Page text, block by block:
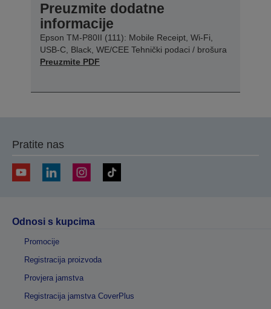
Preuzmite dodatne
informacije
Epson TM-P80II (111): Mobile Receipt, Wi-Fi,
USB-C, Black, WE/CEE Tehnički podaci / brošura
Preuzmite PDF
Pratite nas
Odnosi s kupcima
Promocije
Registracija proizvoda
Provjera jamstva
Registracija jamstva CoverPlus